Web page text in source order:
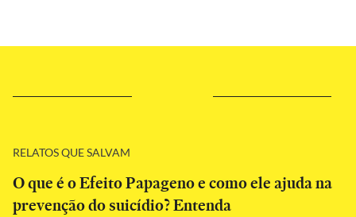
RELATOS QUE SALVAM
O que é o Efeito Papageno e como ele ajuda na
prevenção do suicídio? Entenda